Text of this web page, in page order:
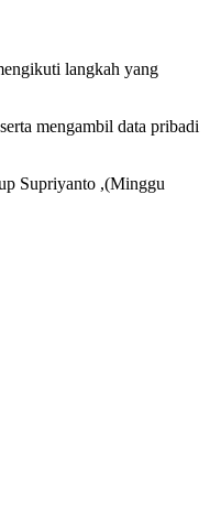
langkah yang
mengambil data pribadi
Supriyanto ,(Minggu